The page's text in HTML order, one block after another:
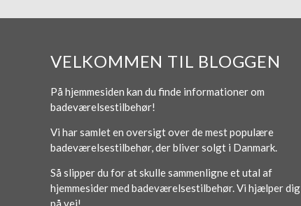
VELKOMMEN TIL BLOGGEN
På hjemmesiden kan du finde informationer om
badeværelsestilbehør!
Vi har samlet en oversigt over de mest populære
badeværelsestilbehør, der bliver solgt i Danmark.
Så slipper du for at skulle sammenligne et utal af
hjemmesider med badeværelsestilbehør. Vi hjælper dig